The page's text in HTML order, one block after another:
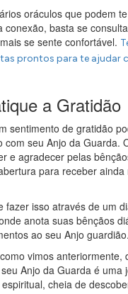
oráculos que podem
conexão, basta se
se sente confortável.
prontos para te ajudar
a Gratidão
sentimento de gratidão
com seu Anjo da Guarda.
e agradecer pelas
para receber ainda
fazer isso através de um
anota suas bênçãos
ao seu Anjo guardião.
vimos anteriormente,
Anjo da Guarda é uma
cheia de